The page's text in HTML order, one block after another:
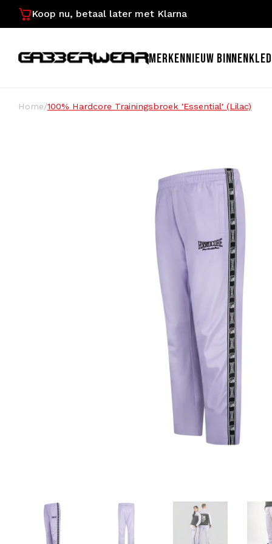
Koop nu, betaal later met Klarna
MERKENNIEUW BINNEN
Home/100% Hardcore Trainingsbroek 'Essential' (Lilac)